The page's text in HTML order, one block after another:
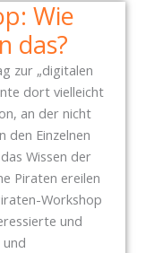
Wie
das?
zur „digitalen
dort vielleicht
an der nicht
den Einzelnen
Wissen der
Piraten ereilen
Workshop
und